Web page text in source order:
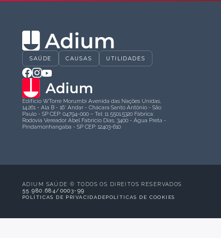
SAÚDE CAUSAS UTILIDADES
Edifício WTorre Morumbi Avenida das Nações Unidas,
14.261 - Ala B - 16° Andar - Chácara Santo Antônio - São
Paulo - SP CEP: 04794-000 – Tel: 11 5501.5320 Fábrica:
Rodovia Vereador Abel Fabrício Dias, 3400 - Água Preta -
Pindamonhangaba - SP CEP: 12403-610
ADIUM SAÚDE © TODOS OS DIREITOS RESERVADOS
55.980.684/0003-99
POLÍTICAS DE PRIVACIDADEPOLÍTICAS DE COOKIES